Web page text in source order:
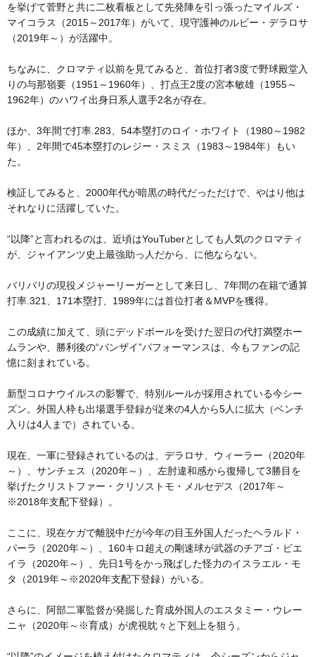
を挙げて菅野と共に二枚看板として先発陣を引っ張ったマイルズ・
マイコラス（2015～2017年）がいて、現守護神のルビー・デラロサ
（2019年～）が活躍中。
ちなみに、クロマティ以前を見てみると、首位打者3度で野球殿堂入
りの与那嶺要（1951～1960年）、打点王2度の宮本敏雄（1955～
1962年）のハワイ出身日系人選手2名が存在。
ほか、3年間で打率.283、54本塁打のロイ・ホワイト（1980～1982
年）、2年間で45本塁打のレジー・スミス（1983～1984年）もい
た。
検証してみると、2000年代が暗黒の時代だっただけで、やはり他は
それなりに活躍していた。
“以降”と言われるのは、近頃はYouTuberとしても人気のクロマティ
が、ジャイアンツ史上最強助っ人だから、に他ならない。
バリバリの現役メジャーリーガーとして来日し、7年間の在籍で通算
打率.321、171本塁打、1989年には首位打者＆MVPを獲得。
この成績に加えて、頭にデッドボールを受けた翌日の代打満塁ホー
ムランや、勝利後の“バンザイ”パフォーマンスは、今もファンの記
憶に刻まれている。
新型コロナウイルスの影響で、特別ルールが採用されている今シー
ズン。外国人枠も出場選手登録が従来の4人から5人に拡大（ベンチ
入りは4人まで）されている。
現在、一軍に登録されているのは、デラロサ、ウィーラー（2020年
～）、サンチェス（2020年～）、左肘違和感から復帰して3勝目を
挙げたクリストファー・クリソストモ・メルセデス（2017年～
※2018年支配下登録）。
ここに、現在ケガで離脱中だが今年の目玉外国人だったヘラルド・
パーラ（2020年～）、160キロ超えの剛速球が武器のチアゴ・ビエ
イラ（2020年～）、先日1号をかっ飛ばした怪力のイスラエル・モ
タ（2019年～※2020年支配下登録）がいる。
さらに、阿部二軍監督が発掘した育成外国人のエスタミー・ウレー
ニャ（2020年～※育成）が虎視眈々と下剋上を狙う。